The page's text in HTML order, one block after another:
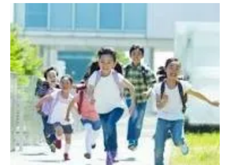
民間学童保育の柔軟なサービス内容
料金面で比較する公設と民間学童
運営方針の違いが与える影響
利用者の声に基づく学童選びのポイント
府中市における学童保育選びの注意点
学童保育の料金徹底比較府中市での選び方の
コツ
府中市の学童保育料金相場を理解する